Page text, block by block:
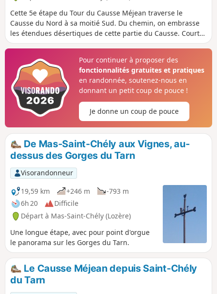
Cette 5e étape du Tour du Causse Méjean traverse le
Causse du Nord à sa moitié Sud. Du chemin, on embrasse
les étendues désertiques de cette partie du Causse. Courte
et facile, cette étape peut être complétée dans la même
marcheurs souhaitant boucler le Tour plus rapidement.
Pour continuer à proposer des
fonctionnalités gratuites et pratiques
en randonnée, soutenez-nous en
donnant un petit coup de pouce !
Je donne un coup de pouce
De Mas-Saint-Chély aux Vignes, au-
dessus des Gorges du Tarn
Visorandonneur
19,59 km
+246 m
-793 m
6h 20
Difficile
Départ à Mas-Saint-Chély (Lozère)
Une longue étape, avec pour point d'orgue
le panorama sur les Gorges du Tarn.
Le Causse Méjean depuis Saint-Chély
du Tarn